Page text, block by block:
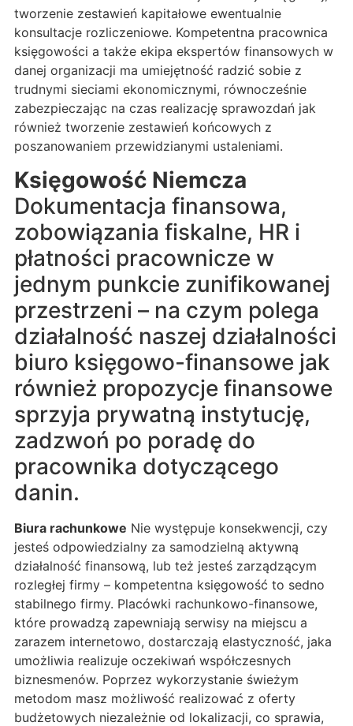
tworzenie zestawień kapitałowe ewentualnie
konsultacje rozliczeniowe. Kompetentna pracownica
księgowości a także ekipa ekspertów finansowych w
danej organizacji ma umiejętność radzić sobie z
trudnymi sieciami ekonomicznymi, równocześnie
zabezpieczając na czas realizację sprawozdań jak
również tworzenie zestawień końcowych z
poszanowaniem przewidzianymi ustaleniami.
Księgowość Niemcza
Dokumentacja finansowa,
zobowiązania fiskalne, HR i
płatności pracownicze w
jednym punkcie zunifikowanej
przestrzeni – na czym polega
działalność naszej działalności
biuro księgowo-finansowe jak
również propozycje finansowe
sprzyja prywatną instytucję,
zadzwoń po poradę do
pracownika dotyczącego
danin.
Biura rachunkowe Nie występuje konsekwencji, czy
jesteś odpowiedzialny za samodzielną aktywną
działalność finansową, lub też jesteś zarządzącym
rozległej firmy – kompetentna księgowość to sedno
stabilnego firmy. Placówki rachunkowo-finansowe,
które prowadzą zapewniają serwisy na miejscu a
zarazem internetowo, dostarczają elastyczność, jaka
umożliwia realizuje oczekiwań współczesnych
biznesmenów. Poprzez wykorzystanie świeżym
metodom masz możliwość realizować z oferty
budżetowych niezależnie od lokalizacji, co sprawia,